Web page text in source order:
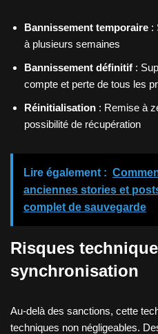
Bannissement temporaire :
à plusieurs semaines
Bannissement définitif :
compte et perte de tous les
Réinitialisation : Remise à
possibilité de récupération
Lire également :
anciennes stories et
complet de sauvegarde
Risques
synchronisation
Au-delà des sanctions, cette
techniques non négligeables.